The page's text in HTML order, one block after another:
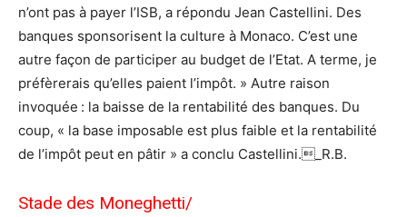
n’ont pas à payer l’ISB, a répondu Jean Castellini. Des
banques sponsorisent la culture à Monaco. C’est une
autre façon de participer au budget de l’Etat. A terme, je
préfèrerais qu’elles paient l’impôt. » Autre raison
invoquée : la baisse de la rentabilité des banques. Du
coup, « la base imposable est plus faible et la rentabilité
de l’impôt peut en pâtir » a conclu Castellini._R.B.
Stade des Moneghetti/